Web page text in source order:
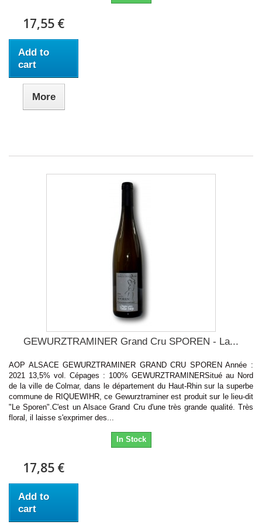
17,55 €
Add to
cart
More
GEWURZTRAMINER Grand Cru SPOREN - La...
AOP ALSACE GEWURZTRAMINER GRAND CRU SPOREN Année :
2021 13,5% vol. Cépages : 100% GEWURZTRAMINERSitué au Nord
de la ville de Colmar, dans le département du Haut-Rhin sur la superbe
commune de RIQUEWIHR, ce Gewurztraminer est produit sur le lieu-dit
"Le Sporen".C'est un Alsace Grand Cru d'une très grande qualité. Très
floral, il laisse s'exprimer des...
In Stock
17,85 €
Add to
cart